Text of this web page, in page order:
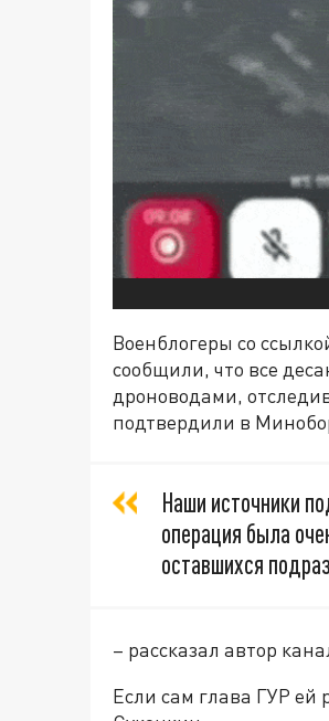
Военблогеры со
сообщили, что все
дроноводами,
подтвердили в
Наши источники
операция была
оставшихся
– рассказал автор
Если сам глава ГУР ей